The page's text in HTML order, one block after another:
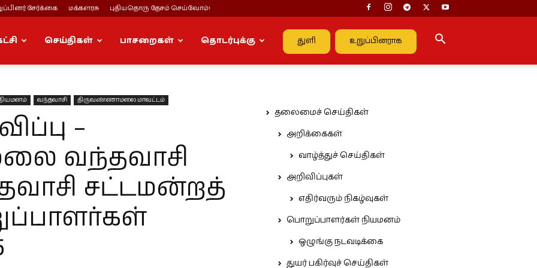
சேர்க்கை மக்களரசு புதியதொரு தேசம் செய்வோம்!
துளி உறுப்பினராக
செய்திகள் பாசறைகள் தொடர்புக்கு
வந்தவாசி திருவண்ணாமலை மாவட்டம்
–
வந்தவாசி
சட்டமன்றத்
தலைமைச் செய்திகள்
அறிக்கைகள்
வாழ்த்துச் செய்திகள்
அறிவிப்புகள்
எதிர்வரும் நிகழ்வுகள்
பொறுப்பாளர்கள் நியமனம்
ஒழுங்கு நடவடிக்கை
துயர் பகிர்வுச் செய்திகள்